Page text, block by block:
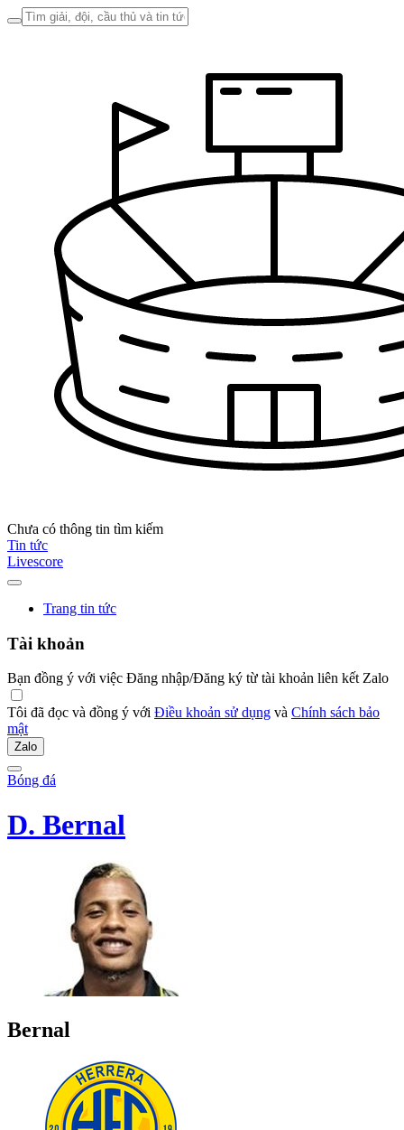
Chưa có thông tin tìm kiếm
Tin tức
Livescore
Trang tin tức
Tài khoản
Bạn đồng ý với việc Đăng nhập/Đăng ký từ tài khoản liên kết Zalo
Tôi đã đọc và đồng ý với Điều khoản sử dụng và Chính sách bảo
mật
Zalo
Bóng đá
D. Bernal
Bernal